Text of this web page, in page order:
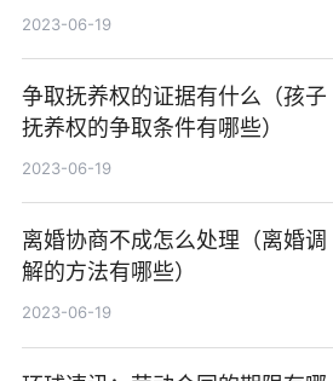
都是侵权吗？
2023-06-19
争取抚养权的证据有什么（孩子
抚养权的争取条件有哪些）
2023-06-19
离婚协商不成怎么处理（离婚调
解的方法有哪些）
2023-06-19